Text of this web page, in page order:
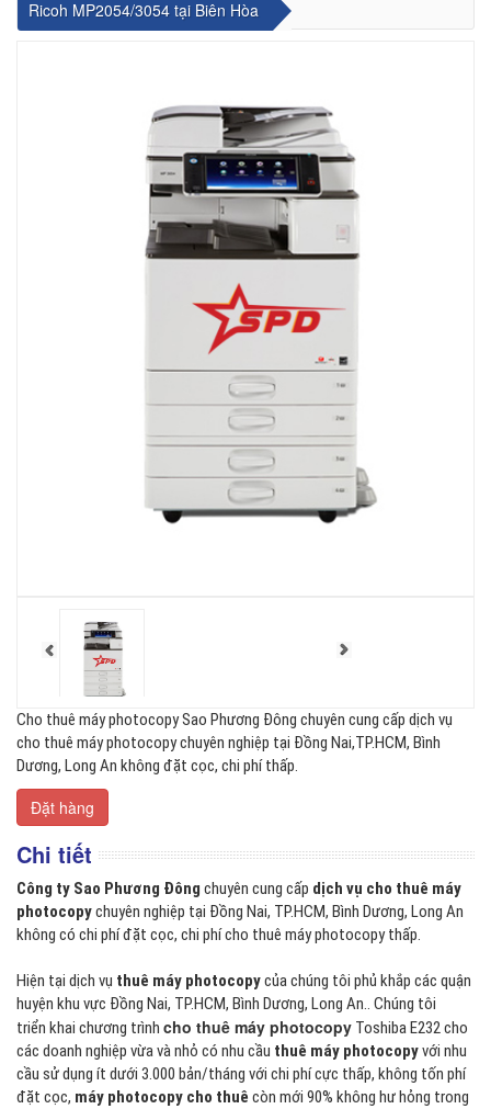
Ricoh MP2054/3054 tại Biên Hòa
Cho thuê máy photocopy Sao Phương Đông chuyên cung cấp dịch vụ
cho thuê máy photocopy chuyên nghiệp tại Đồng Nai,TP.HCM, Bình
Dương, Long An không đặt cọc, chi phí thấp.
Đặt hàng
Chi tiết
Công ty Sao Phương Đông chuyên cung cấp dịch vụ cho thuê máy
photocopychuyên nghiệp tại Đồng Nai, TP.HCM, Bình Dương, Long An
không có chi phí đặt cọc, chi phí cho thuê máy photocopy thấp.
Hiện tại dịch vụ thuê máy photocopycủa chúng tôi phủ khắp các quận
huyện khu vực Đồng Nai, TP.HCM, Bình Dương, Long An.. Chúng tôi
triển khai chương trình cho thuê máy photocopy Toshiba E232 cho
các doanh nghiệp vừa và nhỏ có nhu cầu thuê máy photocopyvới nhu
cầu sử dụng ít dưới 3.000 bản/tháng với chi phí cực thấp, không tốn phí
đặt cọc, máy photocopy cho thuê còn mới 90% không hư hỏng trong